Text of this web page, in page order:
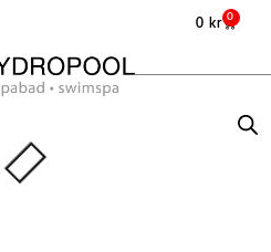
0 kr 0